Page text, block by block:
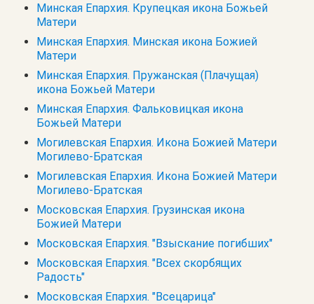
Минская Епархия. Крупецкая икона Божьей
Матери
Минская Епархия. Минская икона Божией
Матери
Минская Епархия. Пружанская (Плачущая)
икона Божьей Матери
Минская Епархия. Фальковицкая икона
Божьей Матери
Могилевская Епархия. Икона Божией Матери
Могилево-Братская
Могилевская Епархия. Икона Божией Матери
Могилево-Братская
Московская Епархия. Грузинская икона
Божией Матери
Московская Епархия. "Взыскание погибших"
Московская Епархия. "Всех скорбящих
Радость"
Московская Епархия. "Всецарица"